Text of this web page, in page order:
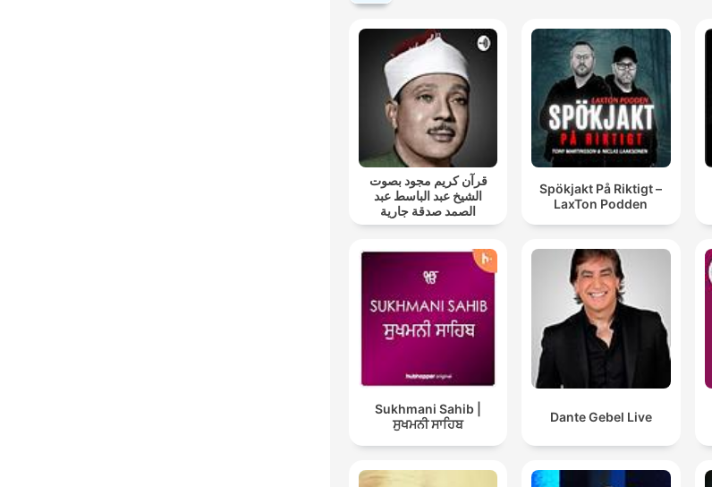
قرآن كريم مجود بصوت
الشيخ عبد الباسط عبد
الصمد صدقة جارية
Spökjakt På Riktigt –
LaxTon Podden
Sukhmani Sahib |
ਸੁਖਮਨੀ ਸਾਹਿਬ
Dante Gebel Live